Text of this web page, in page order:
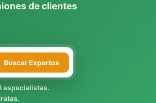
de clientes
BuscarExpertos
especialistas.